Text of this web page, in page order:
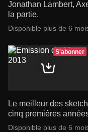
Jonathan Lambert,
la partie.
Disponible plus de 6
S'abonner
Le meilleur des
cinq premières
Disponible plus de 6